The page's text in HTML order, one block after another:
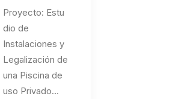
Proyecto: Estu
dio de
Instalaciones y
Legalización de
una Piscina de
uso Privado…